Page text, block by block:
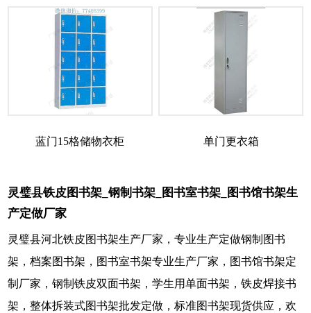
蓝门15格储物衣柜 单门更衣箱
灵璧县铁皮图书架_钢制书架_图书室书架_图书馆书架生
产定做厂家
灵璧县河北铁皮图书架生产厂家，专业生产定做钢制图书
架，档案图书架，图书室书架专业生产厂家，图书馆书架定
制厂家，钢制铁皮双面书架，学生用单面书架，铁皮焊接书
架，整体拆装式图书架批发定做，标准图书架现货供应，欢